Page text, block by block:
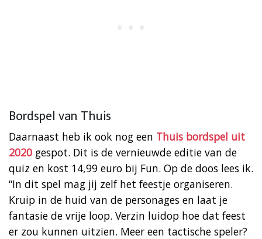
Bordspel van Thuis
Daarnaast heb ik ook nog een Thuis bordspel uit
2020 gespot. Dit is de vernieuwde editie van de
quiz en kost 14,99 euro bij Fun. Op de doos lees ik.
“In dit spel mag jij zelf het feestje organiseren.
Kruip in de huid van de personages en laat je
fantasie de vrije loop. Verzin luidop hoe dat feest
er zou kunnen uitzien. Meer een tactische speler?